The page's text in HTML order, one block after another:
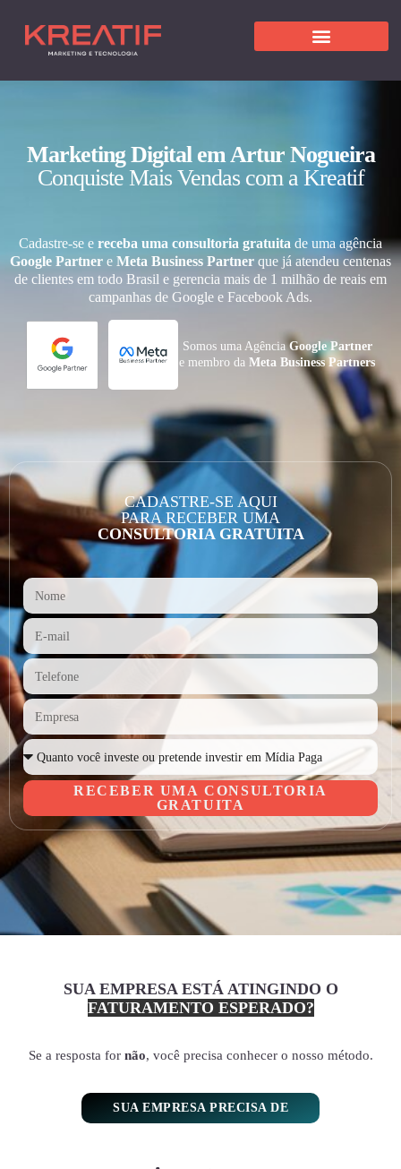
Marketing Digital em Artur Nogueira
Conquiste Mais Vendas com a Kreatif
Cadastre-se e receba uma consultoria gratuita de uma agência
Google Partner e Meta Business Partner que já atendeu centenas
de clientes em todo Brasil e gerencia mais de 1 milhão de reais em
campanhas de Google e Facebook Ads.
Somos uma AgênciaGoogle Partner
e membro daMeta Business Partners
CADASTRE-SE AQUI
PARA RECEBER UMA
CONSULTORIA GRATUITA
RECEBER UMA CONSULTORIA
GRATUITA
SUA EMPRESA ESTÁ ATINGINDO O
FATURAMENTO ESPERADO?
Se a resposta for não, você precisa conhecer o nosso método.
SUA EMPRESA PRECISA DE